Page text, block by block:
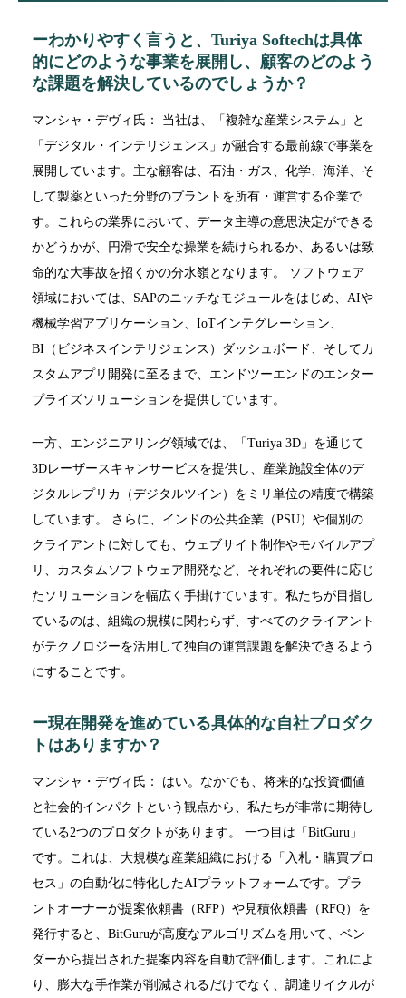
ーわかりやすく言うと、Turiya Softechは具体
的にどのような事業を展開し、顧客のどのよう
な課題を解決しているのでしょうか？
マンシャ・デヴィ氏： 当社は、「複雑な産業システム」と
「デジタル・インテリジェンス」が融合する最前線で事業を
展開しています。主な顧客は、石油・ガス、化学、海洋、そ
して製薬といった分野のプラントを所有・運営する企業で
す。これらの業界において、データ主導の意思決定ができる
かどうかが、円滑で安全な操業を続けられるか、あるいは致
命的な大事故を招くかの分水嶺となります。 ソフトウェア
領域においては、SAPのニッチなモジュールをはじめ、AIや
機械学習アプリケーション、IoTインテグレーション、
BI（ビジネスインテリジェンス）ダッシュボード、そしてカ
スタムアプリ開発に至るまで、エンドツーエンドのエンター
プライズソリューションを提供しています。
一方、エンジニアリング領域では、「Turiya 3D」を通じて
3Dレーザースキャンサービスを提供し、産業施設全体のデ
ジタルレプリカ（デジタルツイン）をミリ単位の精度で構築
しています。 さらに、インドの公共企業（PSU）や個別の
クライアントに対しても、ウェブサイト制作やモバイルアプ
リ、カスタムソフトウェア開発など、それぞれの要件に応じ
たソリューションを幅広く手掛けています。私たちが目指し
ているのは、組織の規模に関わらず、すべてのクライアント
がテクノロジーを活用して独自の運営課題を解決できるよう
にすることです。
ー現在開発を進めている具体的な自社プロダク
トはありますか？
マンシャ・デヴィ氏： はい。なかでも、将来的な投資価値
と社会的インパクトという観点から、私たちが非常に期待し
ている2つのプロダクトがあります。 一つ目は「BitGuru」
です。これは、大規模な産業組織における「入札・購買プロ
セス」の自動化に特化したAIプラットフォームです。プラ
ントオーナーが提案依頼書（RFP）や見積依頼書（RFQ）を
発行すると、BitGuruが高度なアルゴリズムを用いて、ベン
ダーから提出された提案内容を自動で評価します。これによ
り、膨大な手作業が削減されるだけでなく、調達サイクルが